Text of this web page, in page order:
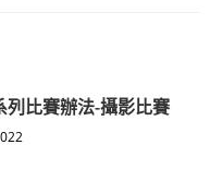
比賽辦法-攝影比賽